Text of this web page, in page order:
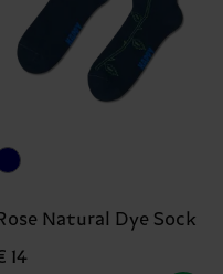
Natural Dye Sock
14